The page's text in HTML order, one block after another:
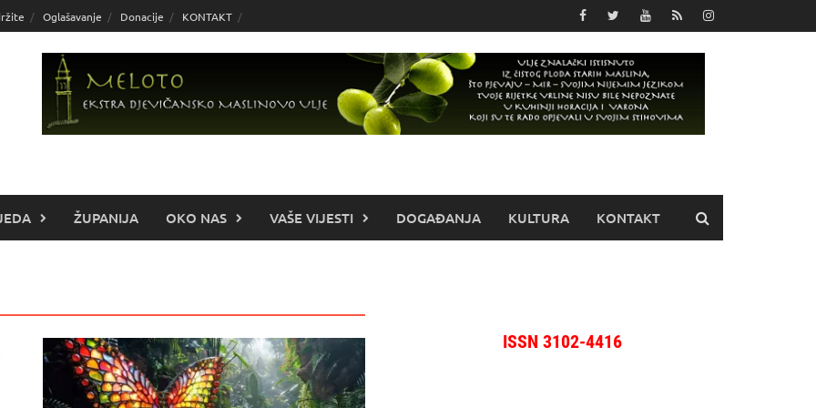
Oglašavanje Donacije KONTAKT
ŽUPANIJA OKO NAS VAŠE VIJESTI DOGAĐANJA KULTURA KONTAKT
ISSN 3102-4416